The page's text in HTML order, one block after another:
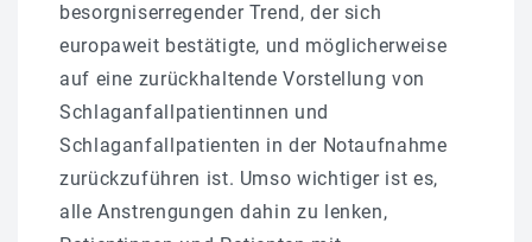
besorgniserregender Trend, der sich
europaweit bestätigte, und möglicherweise
auf eine zurückhaltende Vorstellung von
Schlaganfallpatientinnen und
Schlaganfallpatienten in der Notaufnahme
zurückzuführen ist. Umso wichtiger ist es,
alle Anstrengungen dahin zu lenken,